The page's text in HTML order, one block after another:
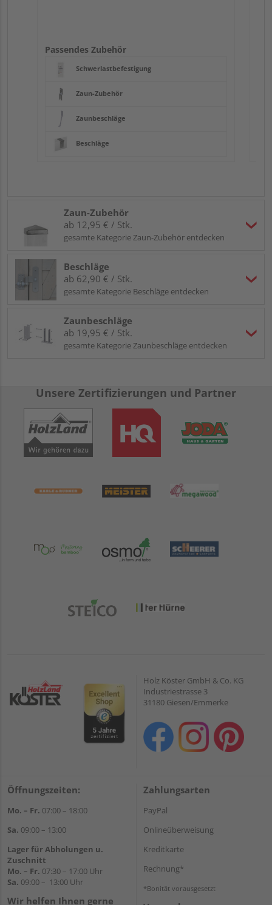
Passendes Zubehör
Schwerlastbefestigung
Zaun-Zubehör
Zaunbeschläge
Beschläge
Zaun-Zubehör
ab 12,95 € / Stk.
gesamte Kategorie Zaun-Zubehör entdecken
Beschläge
ab 62,90 € / Stk.
gesamte Kategorie Beschläge entdecken
Zaunbeschläge
ab 19,95 € / Stk.
gesamte Kategorie Zaunbeschläge entdecken
Unsere Zertifizierungen und Partner
Holz Köster GmbH & Co. KG
Industriestrasse 3
31180 Giesen/Emmerke
Öffnungszeiten:
Mo. – Fr. 07:00 – 18:00
Sa. 09:00 – 13:00
Lager für Abholungen u.
Zuschnitt
Mo. – Fr. 07:30 – 17:00 Uhr
Sa. 09:00 – 13:00 Uhr
Wir helfen Ihnen gerne
Zahlungsarten
PayPal
Onlineüberweisung
Kreditkarte
Rechnung*
*Bonität vorausgesetzt